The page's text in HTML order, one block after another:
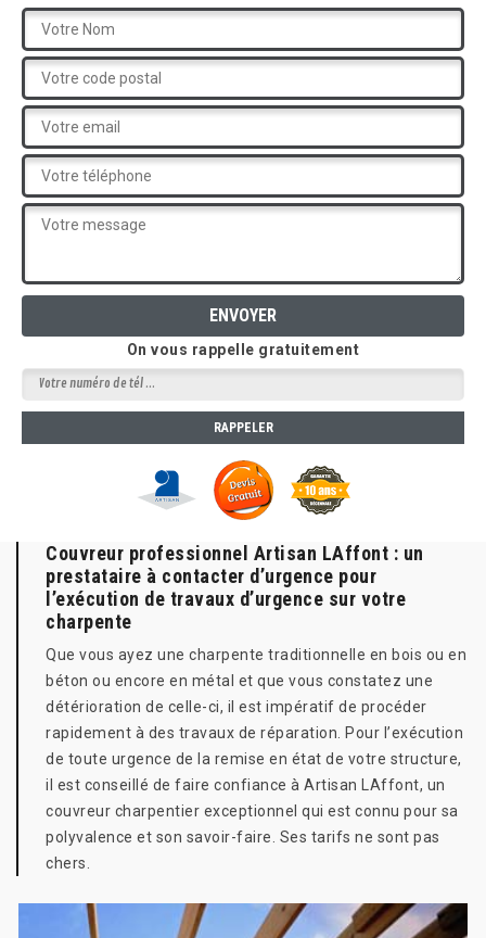
On vous rappelle gratuitement
Couvreur professionnel Artisan LAffont : un
prestataire à contacter d’urgence pour
l’exécution de travaux d’urgence sur votre
charpente
Que vous ayez une charpente traditionnelle en bois ou en
béton ou encore en métal et que vous constatez une
détérioration de celle-ci, il est impératif de procéder
rapidement à des travaux de réparation. Pour l’exécution
de toute urgence de la remise en état de votre structure,
il est conseillé de faire confiance à Artisan LAffont, un
couvreur charpentier exceptionnel qui est connu pour sa
polyvalence et son savoir-faire. Ses tarifs ne sont pas
chers.